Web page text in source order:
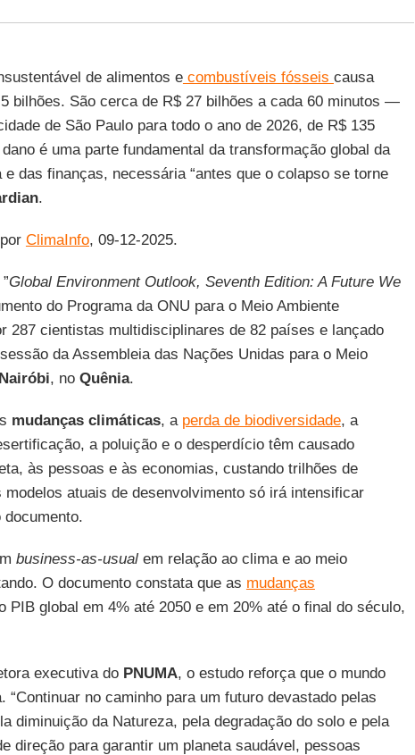
de alimentos ecombustíveis fósseis causa
bilhões. São cerca de R$ 27 bilhões a cada 60 minutos —
de São Paulo para todo o ano de 2026, de R$ 135
é uma parte fundamental da transformação global da
e das finanças, necessária “antes que o colapso se torne
.
ClimaInfo, 09-12-2025.
Global Environment Outlook, Seventh Edition: A Future We
do Programa da ONU para o Meio Ambiente
287 cientistas multidisciplinares de 82 países e lançado
da Assembleia das Nações Unidas para o Meio
Nairóbi, no Quênia.
mudanças climáticas, a perda de biodiversidade, a
a poluição e o desperdício têm causado
às pessoas e às economias, custando trilhões de
atuais de desenvolvimento só irá intensificar
business-as-usualem relação ao clima e ao meio
O documento constata que as mudanças
PIB global em 4% até 2050 e em 20% até o final do século,
executiva do PNUMA, o estudo reforça que o mundo
“Continuar no caminho para um futuro devastado pelas
diminuição da Natureza, pela degradação do solo e pela
direção para garantir um planeta saudável, pessoas